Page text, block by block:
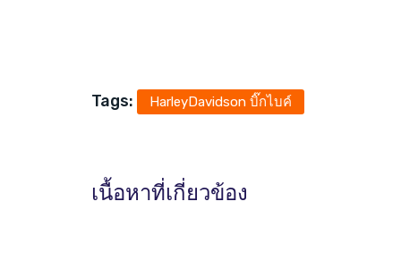
Tags: HarleyDavidson บิ๊กไบค์
เนื้อหาที่เกี่ยวข้อง